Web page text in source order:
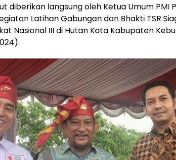
diberikan langsung oleh Ketua Umum PMI
Latihan Gabungan dan Bhakti TSR
Nasional III di Hutan Kota Kabupaten